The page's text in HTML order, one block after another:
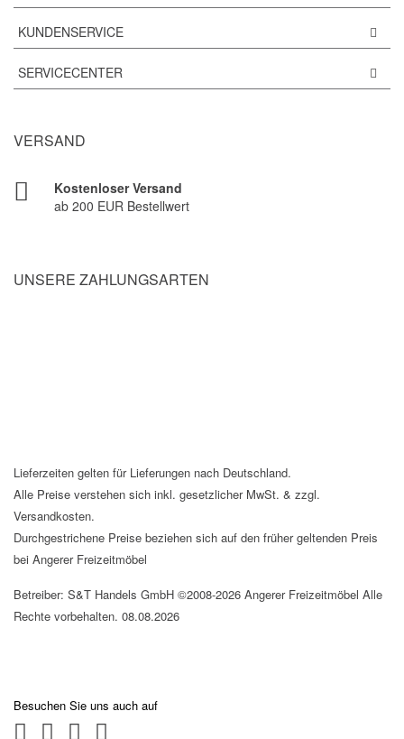
KUNDENSERVICE
SERVICECENTER
VERSAND
Kostenloser Versand
ab 200 EUR Bestellwert
UNSERE ZAHLUNGSARTEN
Lieferzeiten gelten für Lieferungen nach Deutschland.
Alle Preise verstehen sich inkl. gesetzlicher MwSt. & zzgl.
Versandkosten.
Durchgestrichene Preise beziehen sich auf den früher geltenden Preis
bei Angerer Freizeitmöbel
Betreiber: S&T Handels GmbH ©2008-2026 Angerer Freizeitmöbel Alle
Rechte vorbehalten. 08.08.2026
Besuchen Sie uns auch auf